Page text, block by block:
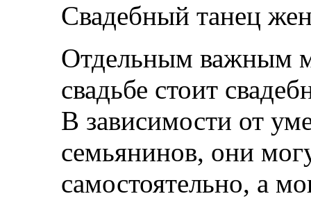
Свадебный танец
Отдельным важным
свадьбе стоит
В зависимости от
семьянинов, они
самостоятельно, а